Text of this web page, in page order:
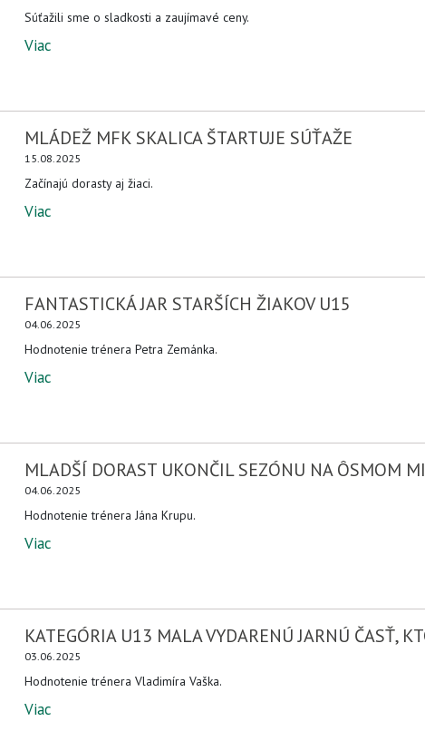
Súťažili sme o sladkosti a zaujímavé ceny.
Viac
MLÁDEŽ MFK SKALICA ŠTARTUJE SÚŤAŽE
15.08.2025
Začínajú dorasty aj žiaci.
Viac
FANTASTICKÁ JAR STARŠÍCH ŽIAKOV U15
04.06.2025
Hodnotenie trénera Petra Zemánka.
Viac
MLADŠÍ DORAST UKONČIL SEZÓNU NA ÔSMOM
04.06.2025
Hodnotenie trénera Jána Krupu.
Viac
KATEGÓRIA U13 MALA VYDARENÚ JARNÚ ČASŤ,
03.06.2025
Hodnotenie trénera Vladimíra Vaška.
Viac